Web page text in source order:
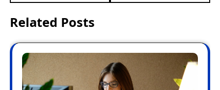
Related Posts